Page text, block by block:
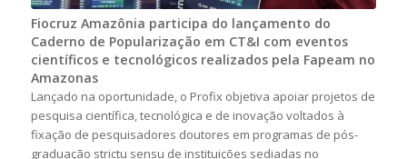
Fiocruz Amazônia participa do lançamento do
Caderno de Popularização em CT&I com eventos
científicos e tecnológicos realizados pela Fapeam no
Amazonas
Lançado na oportunidade, o Profix objetiva apoiar projetos de
pesquisa científica, tecnológica e de inovação voltados à
fixação de pesquisadores doutores em programas de pós-
graduação strictu sensu de instituições sediadas no